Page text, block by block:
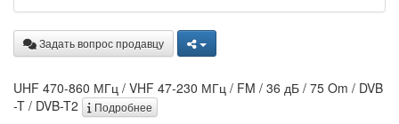
Задать вопрос продавцу
UHF 470-860 МГц / VHF 47-230 МГц / FM / 36 дБ / 75 Om / DVB
-T / DVB-T2
Подробнее